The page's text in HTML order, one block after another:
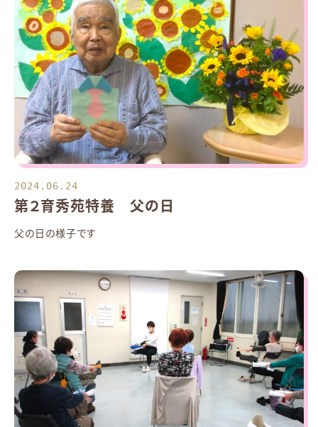
2024.06.24
第２育秀苑特養 父の日
父の日の様子です